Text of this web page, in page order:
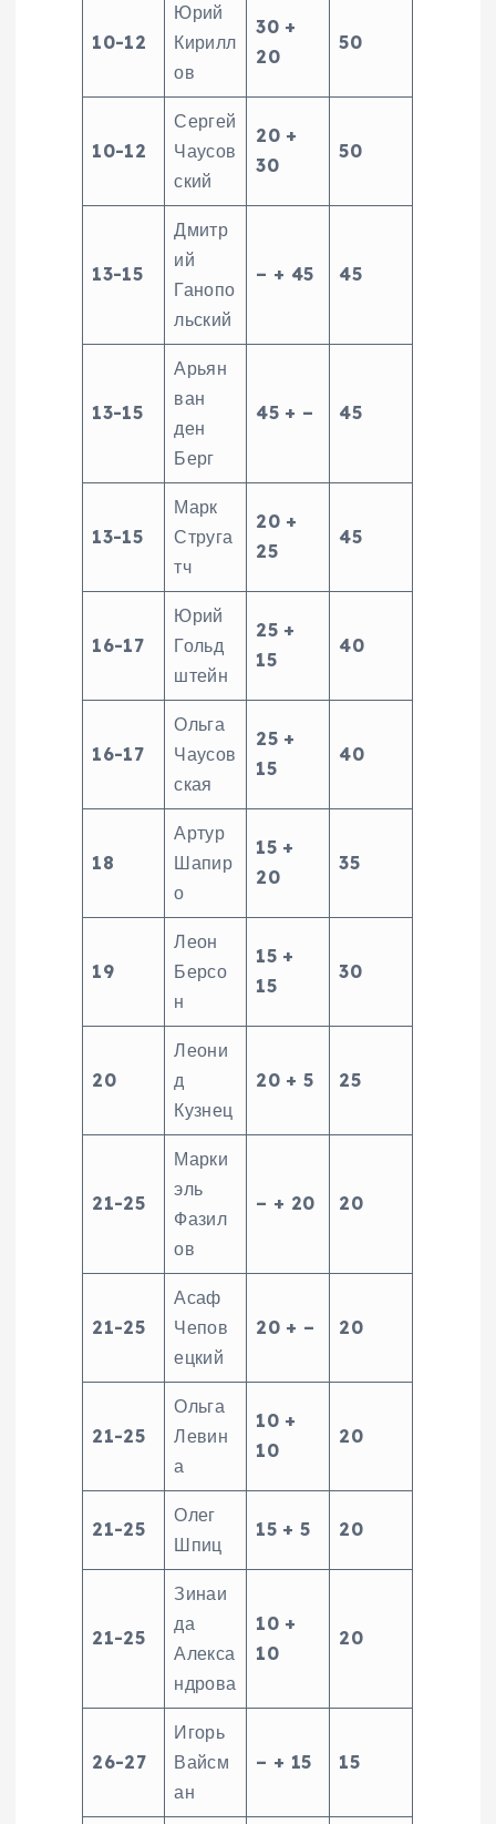
10-12
Юрий
Кирилл
ов
30 +
20
50
10-12
Сергей
Чаусов
ский
20 +
30
50
13-15
Дмитр
ий
Ганопо
льский
– + 45 45
13-15
Арьян
ван
ден
Берг
45 + – 45
13-15
Марк
Струга
тч
20 +
25
45
16-17
Юрий
Гольд
штейн
25 +
15
40
16-17
Ольга
Чаусов
ская
25 +
15
40
18
Артур
Шапир
о
15 +
20
35
19
Леон
Берсо
н
15 +
15
30
20
Леони
д
Кузнец
20 + 5 25
21-25
Марки
эль
Фазил
ов
– + 20 20
21-25
Асаф
Чепов
ецкий
20 + – 20
21-25
Ольга
Левин
а
10 +
10
20
21-25
Олег
Шпиц
15 + 5 20
21-25
Зинаи
да
Алекса
ндрова
10 +
10
20
26-27
Игорь
Вайсм
ан
– + 15 15